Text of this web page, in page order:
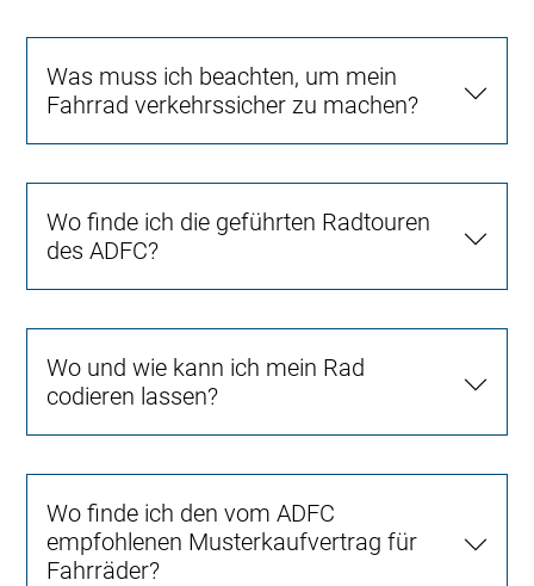
Was muss ich beachten, um mein
Fahrrad verkehrssicher zu machen?
Wo finde ich die geführten Radtouren
des ADFC?
Wo und wie kann ich mein Rad
codieren lassen?
Wo finde ich den vom ADFC
empfohlenen Musterkaufvertrag für
Fahrräder?